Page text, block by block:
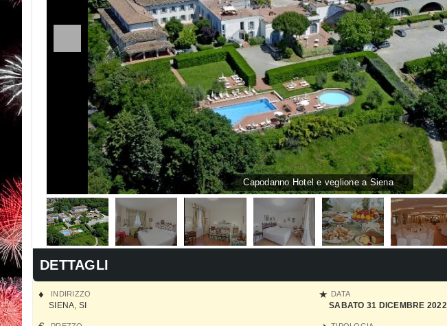
Capodanno Hotel e veglione a Siena
DETTAGLI
INDIRIZZO
SIENA SI
DATA
SABATO 31 DICEMBRE 2022